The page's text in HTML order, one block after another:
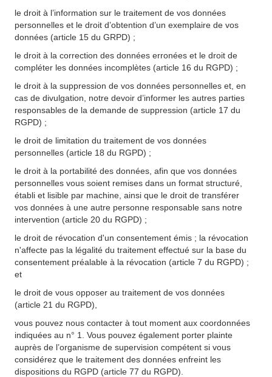
le droit à l’information sur le traitement de vos données
personnelles et le droit d’obtention d’un exemplaire de vos
données (article 15 du GRPD) ;
le droit à la correction des données erronées et le droit de
compléter les données incomplètes (article 16 du RGPD) ;
le droit à la suppression de vos données personnelles et, en
cas de divulgation, notre devoir d’informer les autres parties
responsables de la demande de suppression (article 17 du
RGPD) ;
le droit de limitation du traitement de vos données
personnelles (article 18 du RGPD) ;
le droit à la portabilité des données, afin que vos données
personnelles vous soient remises dans un format structuré,
établi et lisible par machine, ainsi que le droit de transférer
vos données à une autre personne responsable sans notre
intervention (article 20 du RGPD) ;
le droit de révocation d'un consentement émis ; la révocation
n'affecte pas la légalité du traitement effectué sur la base du
consentement préalable à la révocation (article 7 du RGPD) ;
et
le droit de vous opposer au traitement de vos données
(article 21 du RGPD),
vous pouvez nous contacter à tout moment aux coordonnées
indiquées au n° 1. Vous pouvez également porter plainte
auprès de l’organisme de supervision compétent si vous
considérez que le traitement des données enfreint les
dispositions du RGPD (article 77 du RGPD).